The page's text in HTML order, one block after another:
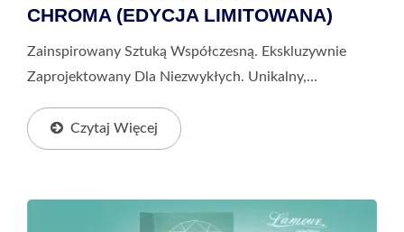
CHROMA (EDYCJA LIMITOWANA)
Zainspirowany Sztuką Współczesną. Ekskluzywnie
Zaprojektowany Dla Niezwykłych. Unikalny,
Miejskie Wędkarstwo. Każda Część Jest Ręcznie
Szlifowana...
Czytaj Więcej